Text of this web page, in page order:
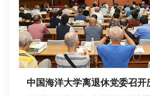
强的政治性、思想性、指导性，为做
中国海洋大学离退休党委召开